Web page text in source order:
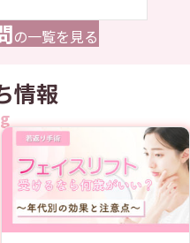
の一覧を見る
情報